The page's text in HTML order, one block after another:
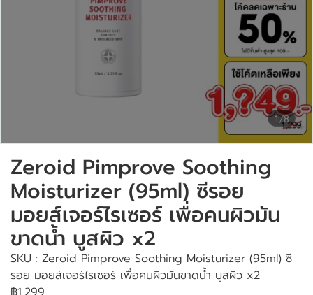
1/8
Zeroid Pimprove Soothing
Moisturizer (95ml) ซีรอย
มอยส์เจอร์ไรเซอร์ เพื่อคนผิวมัน
ขาดน้ำ บูสผิว x2
SKU : Zeroid Pimprove Soothing Moisturizer (95ml) ซี
รอย มอยส์เจอร์ไรเซอร์ เพื่อคนผิวมันขาดน้ำ บูสผิว x2